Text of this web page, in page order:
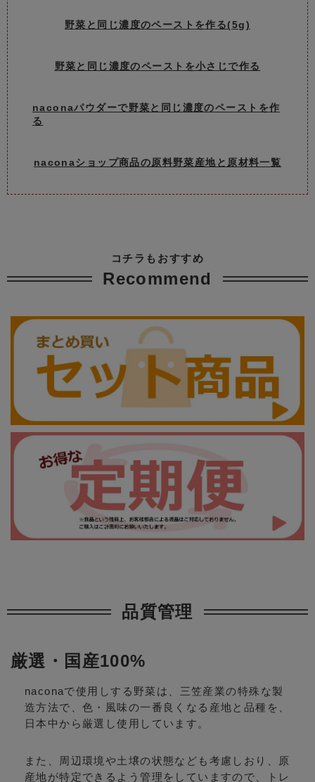
野菜と同じ濃度のペーストを作る(5g)
野菜と同じ濃度のペーストを小さじで作る
naconaパウダーで野菜と同じ濃度のペーストを作
る
naconaショップ商品の原料野菜産地と原材料一覧
コチラもおすすめ
Recommend
品質管理
厳選・国産100%
naconaで使用しする野菜は、三笠産業の特殊な製
造方法で、色・風味の一番良くなる産地と品種を、
日本中から厳選し使用しています。
また、周辺環境や土壌の状態なども考慮しおり、原
産地が特定できるよう管理をしていますので、トレ